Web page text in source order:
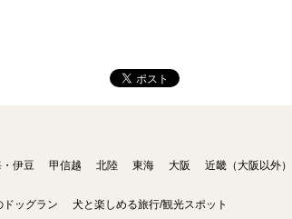
伊豆 甲信越 北陸 東海 大阪 近畿（大阪以外）
ドッグラン 犬と楽しめる旅行/観光スポット